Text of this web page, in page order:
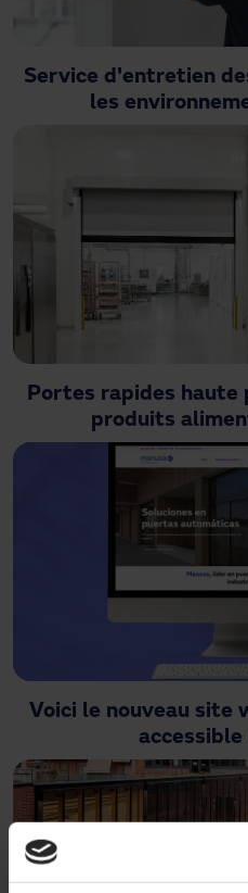
Service d'entretien
les
Portes rapides haute
produits
Voici le nouveau site